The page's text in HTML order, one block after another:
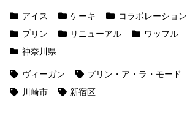
アイス ケーキ コラボレーション
プリン
リニューアル ワッフル
神奈川県
ヴィーガン プリン・ア・ラ・モード
川崎市
新宿区